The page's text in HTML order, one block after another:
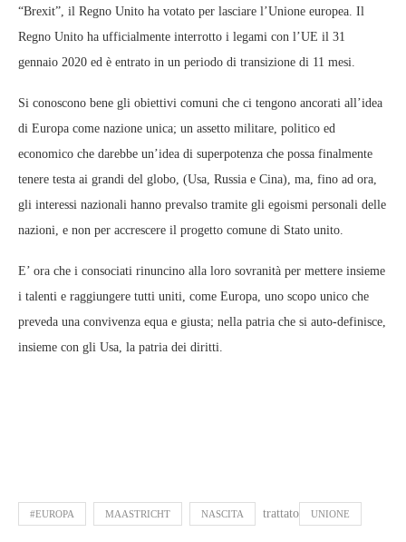
“Brexit”, il Regno Unito ha votato per lasciare l’Unione europea. Il
Regno Unito ha ufficialmente interrotto i legami con l’UE il 31
gennaio 2020 ed è entrato in un periodo di transizione di 11 mesi.
Si conoscono bene gli obiettivi comuni che ci tengono ancorati all’idea
di Europa come nazione unica; un assetto militare, politico ed
economico che darebbe un’idea di superpotenza che possa finalmente
tenere testa ai grandi del globo, (Usa, Russia e Cina), ma, fino ad ora,
gli interessi nazionali hanno prevalso tramite gli egoismi personali delle
nazioni, e non per accrescere il progetto comune di Stato unito.
E’ ora che i consociati rinuncino alla loro sovranità per mettere insieme
i talenti e raggiungere tutti uniti, come Europa, uno scopo unico che
preveda una convivenza equa e giusta; nella patria che si auto-definisce,
insieme con gli Usa, la patria dei diritti.
#EUROPA MAASTRICHT NASCITA trattato UNIONE